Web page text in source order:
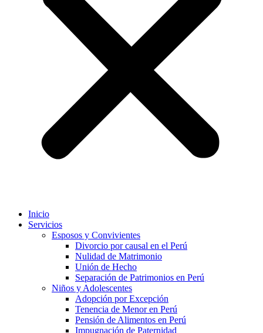
Inicio
Servicios
Esposos y Convivientes
Divorcio por causal en el Perú
Nulidad de Matrimonio
Unión de Hecho
Separación de Patrimonios en Perú
Niños y Adolescentes
Adopción por Excepción
Tenencia de Menor en Perú
Pensión de Alimentos en Perú
Impugnación de Paternidad